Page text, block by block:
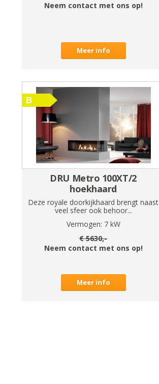
Neem contact met ons op!
Meer info
DRU Metro 100XT/2
hoekhaard
Deze royale doorkijkhaard brengt naast
veel sfeer ook behoor...
Vermogen: 7kW
€5630,-
Neem contact met ons op!
Meer info